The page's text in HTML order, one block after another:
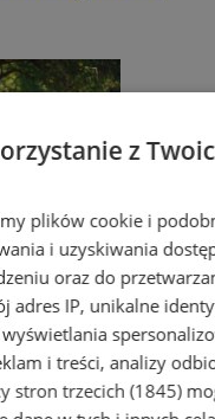
z
plików cookie i
i uzyskiwania
oraz do
adres IP, unikalne
i treści, analizy
stron trzecich (1845)